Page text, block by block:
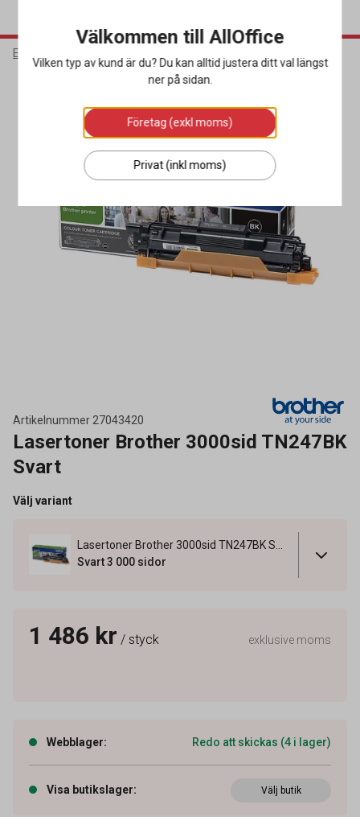
Elektronik
Artikelnummer 27043420
Lasertoner Brother 3000sid TN247BK
Svart
Välj variant
Svart 3 000 sidor
1 486 kr / styck exklusive moms
Webblager: Redo att skickas (4 i lager)
Visa butikslager: Välj butik
Välkommen till AllOffice
Vilken typ av kund är du? Du kan alltid justera ditt val längst
ner på sidan.
Företag (exkl moms)
Privat (inkl moms)